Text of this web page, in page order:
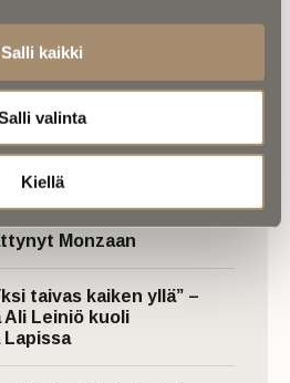
Salli kaikki
valinta
Kiellä
– Mytologi ja
Monzaan
taivas kaiken yllä” –
Leiniö kuoli